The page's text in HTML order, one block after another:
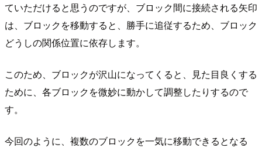
ていただけると思うのですが、ブロック間に接続される矢印
は、ブロックを移動すると、勝手に追従するため、ブロック
どうしの関係位置に依存します。
このため、ブロックが沢山になってくると、見た目良くする
ために、各ブロックを微妙に動かして調整したりするので
す。
今回のように、複数のブロックを一気に移動できるとなる